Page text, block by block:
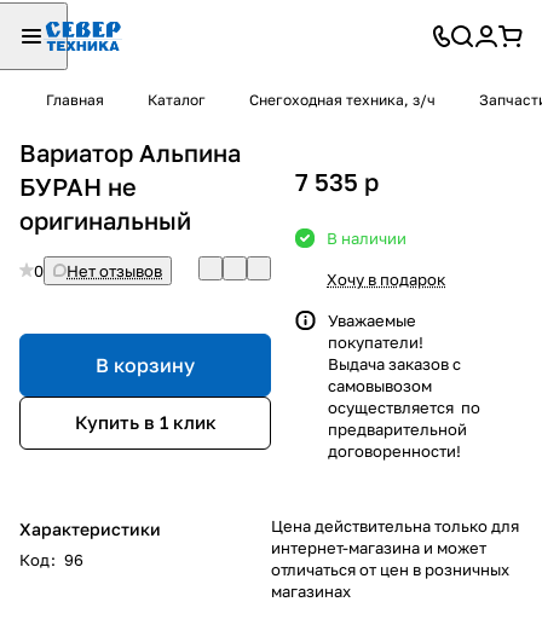
Главная Каталог Снегоходная техника, з/ч
Вариатор Альпина
БУРАН не
оригинальный
0 Нет отзывов
В корзину
Купить в 1 клик
Характеристики
Код: 96
7 535 p
В наличии
Хочу в подарок
Уважаемые
покупатели!
Выдача заказов с
самовывозом
осуществляется по
предварительной
договоренности!
Цена действительна только для
интернет-магазина и может
отличаться от цен в розничных
магазинах